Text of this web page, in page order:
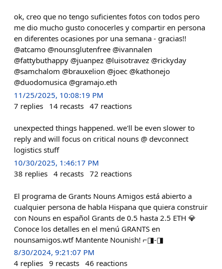
ok, creo que no tengo suficientes fotos con todos pero
me dio mucho gusto conocerles y compartir en persona
en diferentes ocasiones por una semana - gracias!!
@atcamo @nounsglutenfree @ivannalen
@fattybuthappy @juanpez @luisotravez @rickyday
@samchalom @brauxelion @joec @kathonejo
@duodomusica @gramajo.eth
11/25/2025, 10:08:19 PM
7 replies 14 recasts 47 reactions
unexpected things happened. we'll be even slower to
reply and will focus on critical nouns @ devconnect
logistics stuff
10/30/2025, 1:46:17 PM
38 replies 4 recasts 72 reactions
El programa de Grants Nouns Amigos está abierto a
cualquier persona de habla Hispana que quiera construir
con Nouns en español Grants de 0.5 hasta 2.5 ETH 💎
Conoce los detalles en el menú GRANTS en
nounsamigos.wtf Mantente Nounish! ⌐◨-◨
8/30/2024, 9:21:07 PM
4 replies 9 recasts 46 reactions